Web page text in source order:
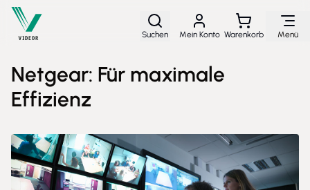
Direkt zum Inhalt
Suchen Mein Konto Warenkorb Menü
Netgear: Für maximale
Effizienz